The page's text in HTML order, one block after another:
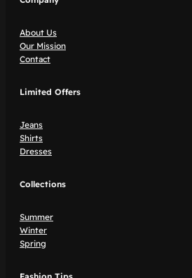
About Us
Our Mission
Contact
Limited Offers
Jeans
Shirts
Dresses
Collections
Summer
Winter
Spring